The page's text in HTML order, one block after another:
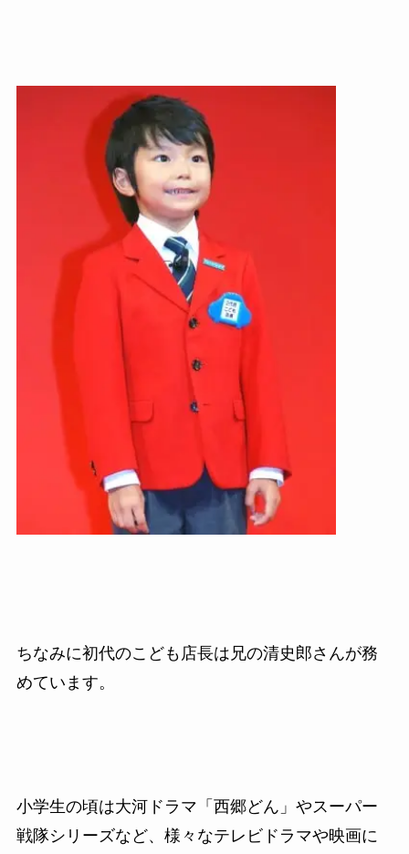
ちなみに初代のこども店長は兄の清史郎さんが務
めています。
小学生の頃は大河ドラマ「西郷どん」やスーパー
戦隊シリーズなど、様々なテレビドラマや映画に